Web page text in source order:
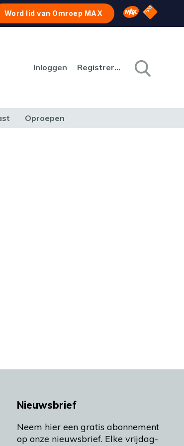
Word lid van Omroep MAX Omroep MAX
NPO
Inloggen Registreren
Oproepen
Nieuwsbrief
Neem hier een gratis abonnement
op onze nieuwsbrief. Elke vrijdag-